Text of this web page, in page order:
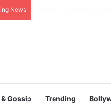
News
Gossip Trending